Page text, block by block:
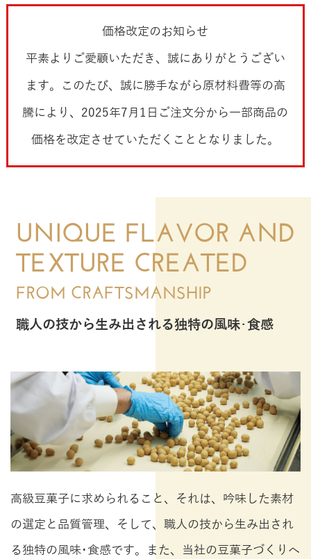
価格改定のお知らせ
平素よりご愛顧いただき、誠にありがとうござい
ます。このたび、誠に勝手ながら原材料費等の高
騰により、2025年7月1日ご注文分から一部商品の
価格を改定させていただくこととなりました。
UNIQUE FLAVOR AND
TEXTURE CREATED
FROM CRAFTSMANSHIP
職人の技から生み出される独特の風味･食感
高級豆菓子に求められること、それは、吟味した素材
の選定と品質管理、そして、職人の技から生み出され
る独特の風味･食感です。また、当社の豆菓子づくりへ